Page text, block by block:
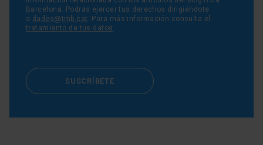
Barcelona. Podrás ejercer tus derechos dirigiéndote
a dades@tmb.cat . Para más información consulta el
tratamiento de tus datos .
SUSCRÍBETE